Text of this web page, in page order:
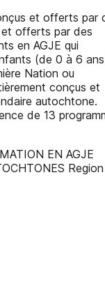
et offerts par
offerts par des
en AGJE qui
(de 0 à 6
Nation ou
conçus et
autochtone.
de 13
EN AGJE
Region